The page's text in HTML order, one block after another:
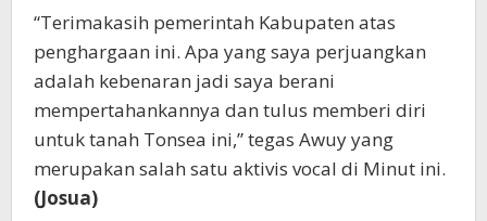
“Terimakasih pemerintah Kabupaten atas
penghargaan ini. Apa yang saya perjuangkan
adalah kebenaran jadi saya berani
mempertahankannya dan tulus memberi diri
untuk tanah Tonsea ini,” tegas Awuy yang
merupakan salah satu aktivis vocal di Minut ini.
(Josua)